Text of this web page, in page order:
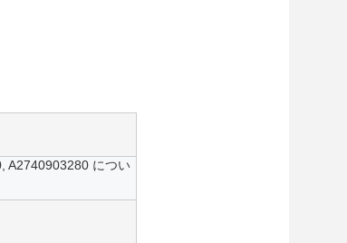
A2740903280 につい